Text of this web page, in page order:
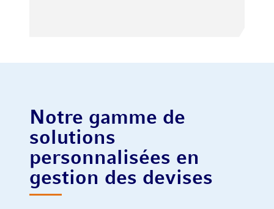
Notre gamme de
solutions
personnalisées en
gestion des devises